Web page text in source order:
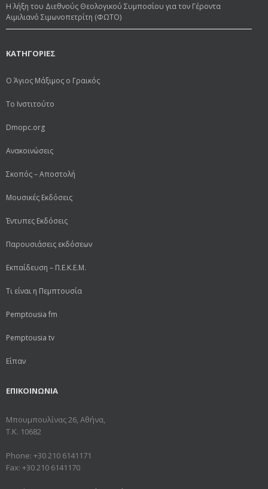
Η λήξη του Διεθνούς Θεολογικού Συμποσίου για τον Γέροντα
Αιμιλιανό Σιμωνοπετρίτη (ΦΩΤΟ)
ΚΑΤΗΓΟΡΙΕΣ
Ο Άγιος Μάξιμος ο Γραικός
Το Ινστιτούτο
Dmopc.org
Ανακοινώσεις
Σκοπός – Αποστολή
Μουσικές Εκδόσεις
Έντυπες Εκδόσεις
Παρουσιάσεις εκδόσεων
Εκπαίδευση – Π.Ε.Κ.Ε.Μ.
Τι είναι η Πεμπτουσία
Pemptousia fm
Pemptousia tv
Είπαν
ΕΠΙΚΟΙΝΩΝΙΑ
Μπουμπουλίνας 26, Αθήνα,
Τ.Κ. 10682
Phone: +30 210 6141171
Fax: +30 210 6141170